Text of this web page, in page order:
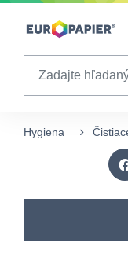
Table Of Content
Zaujímavé produkty pre
Hygiena